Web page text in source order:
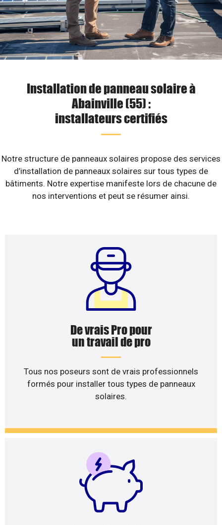
Installation de panneau solaire à
Abainville (55) :
installateurs certifiés
Notre structure de panneaux solaires propose des services
d’installation de panneaux solaires sur tous types de
bâtiments. Notre expertise manifeste lors de chacune de
nos interventions et peut se résumer ainsi.
De vrais Pro pour
un travail de pro
Tous nos poseurs sont de vrais professionnels
formés pour installer tous types de panneaux
solaires.